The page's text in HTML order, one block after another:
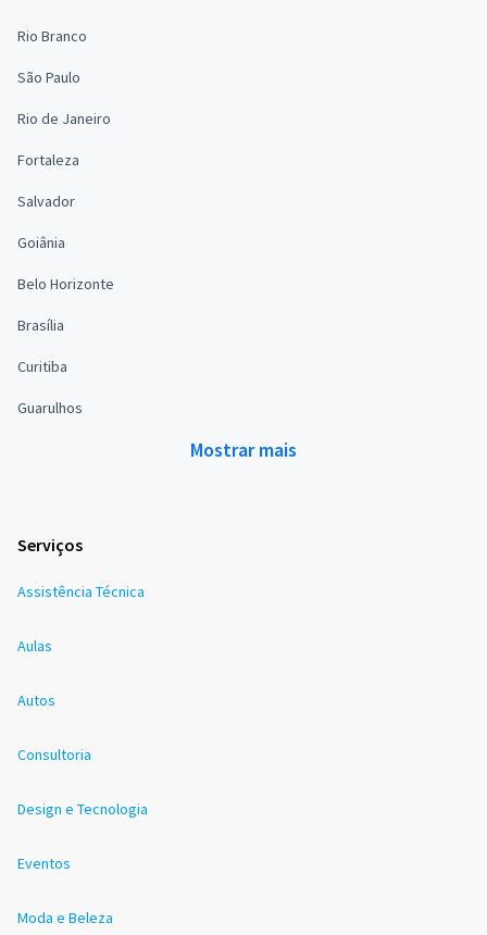
Rio Branco
São Paulo
Rio de Janeiro
Fortaleza
Salvador
Goiânia
Belo Horizonte
Brasília
Curitiba
Guarulhos
Mostrar mais
Serviços
Assistência Técnica
Aulas
Autos
Consultoria
Design e Tecnologia
Eventos
Moda e Beleza